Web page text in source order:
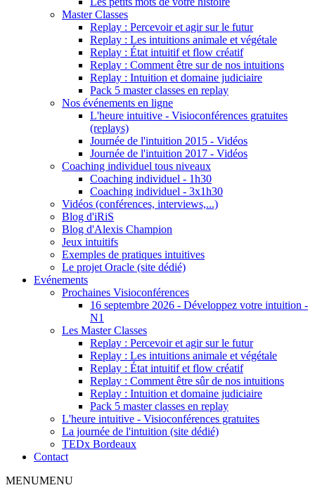
Master Classes
Replay : Percevoir et agir sur le futur
Replay : Les intuitions animale et végétale
Replay : État intuitif et flow créatif
Replay : Comment être sur de nos intuitions
Replay : Intuition et domaine judiciaire
Pack 5 master classes en replay
Nos événements en ligne
L'heure intuitive - Visioconférences gratuites
(replays)
Journée de l'intuition 2015 - Vidéos
Journée de l'intuition 2017 - Vidéos
Coaching individuel tous niveaux
Coaching individuel - 1h30
Coaching individuel - 3x1h30
Vidéos (conférences, interviews,...)
Blog d'iRiS
Blog d'Alexis Champion
Jeux intuitifs
Exemples de pratiques intuitives
Le projet Oracle (site dédié)
Evénements
Prochaines Visioconférences
16 septembre 2026 - Développez votre intuition -
N1
Les Master Classes
Replay : Percevoir et agir sur le futur
Replay : Les intuitions animale et végétale
Replay : État intuitif et flow créatif
Replay : Comment être sûr de nos intuitions
Replay : Intuition et domaine judiciaire
Pack 5 master classes en replay
L'heure intuitive - Visioconférences gratuites
La journée de l'intuition (site dédié)
TEDx Bordeaux
Contact
MENUMENU